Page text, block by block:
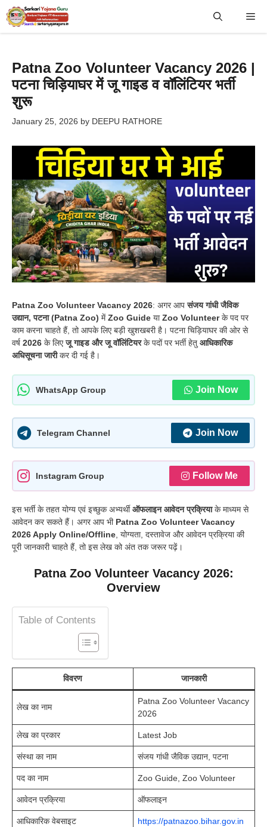
Skip
to
Patna Zoo Volunteer Vacancy 2026 |
पटना चिड़ियाघर में जू गाइड व वॉलिंटियर भर्ती
शुरू
January 25, 2026 by DEEPU RATHORE
Patna Zoo Volunteer Vacancy 2026: अगर आपसंजय गांधी जैविक
उद्यान, पटना (Patna Zoo) मेंZoo Guide याZoo Volunteerके पद पर
काम करना चाहते हैं, तो आपके लिए बड़ी खुशखबरी है। पटना चिड़ियाघर की ओर से
वर्ष 2026 के लिएजू गाइड और जू वॉलिंटियरके पदों पर भर्ती हेतु आधिकारिक
अधिसूचना जारीकर दी गई है।
WhatsApp Group Join Now
Telegram Channel Join Now
Instagram Group Follow Me
इस भर्ती के तहत योग्य एवं इच्छुक अभ्यर्थीऑफलाइन आवेदन प्रक्रियाके माध्यम से
आवेदन कर सकते हैं। अगर आप भी Patna Zoo Volunteer Vacancy
2026 Apply Online/Offline, योग्यता, दस्तावेज और आवेदन प्रक्रिया की
पूरी जानकारी चाहते हैं, तो इस लेख को अंत तक जरूर पढ़ें।
Patna Zoo Volunteer Vacancy 2026:
Overview
Table of Contents
विवरण जानकारी
लेख का नाम
Patna Zoo Volunteer Vacancy
2026
लेख का प्रकार Latest Job
संस्था का नाम संजय गांधी जैविक उद्यान, पटना
पद का नाम Zoo Guide, Zoo Volunteer
आवेदन प्रक्रिया ऑफलाइन
आधिकारिक वेबसाइट https://patnazoo.bihar.gov.in